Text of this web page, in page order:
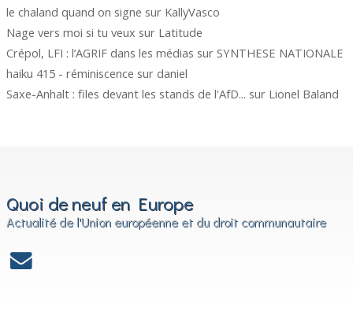
le chaland quand on signe sur KallyVasco
Nage vers moi si tu veux sur Latitude
Crépol, LFI : l’AGRIF dans les médias surSYNTHESE NATIONALE
haiku 415 - réminiscence sur daniel
Saxe-Anhalt : files devant les stands de l'AfD... sur Lionel Baland
Quoi de neuf en Europe
Actualité de l'Union européenne et du droit communautaire